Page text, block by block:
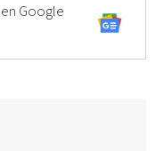
Google